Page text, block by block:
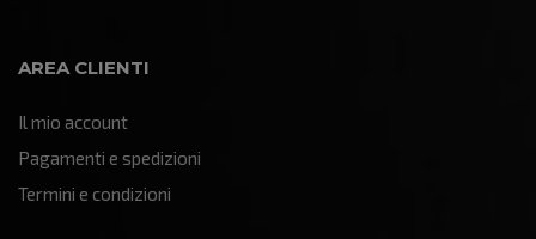
AREA CLIENTI
Il mio account
Pagamenti e spedizioni
Termini e condizioni